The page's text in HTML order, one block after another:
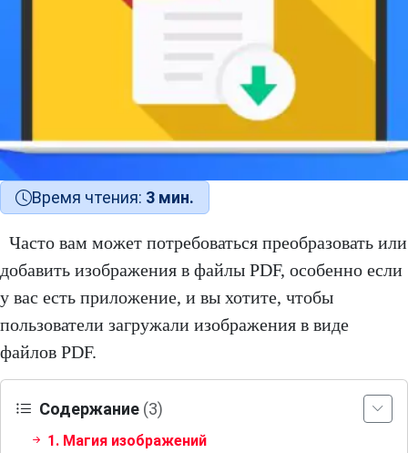
Время чтения: 3 мин.
Часто вам может потребоваться преобразовать или
добавить изображения в файлы PDF, особенно если
у вас есть приложение, и вы хотите, чтобы
пользователи загружали изображения в виде
файлов PDF.
Содержание (3)
1. Магия изображений